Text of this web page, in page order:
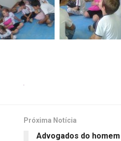
Próxima Notícia
Advogados do